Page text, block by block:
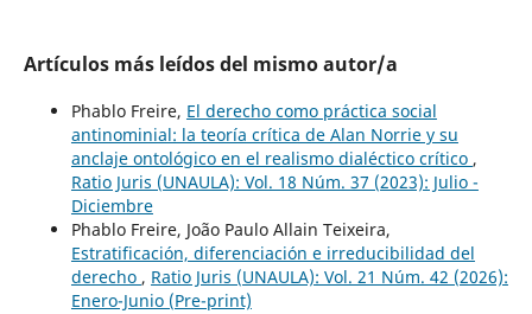
Artículos más leídos del mismo autor/a
Phablo Freire, El derecho como práctica social
antinominial: la teoría crítica de Alan Norrie y su
anclaje ontológico en el realismo dialéctico crítico ,
Ratio Juris (UNAULA): Vol. 18 Núm. 37 (2023): Julio -
Diciembre
Phablo Freire, João Paulo Allain Teixeira,
Estratificación, diferenciación e irreducibilidad del
derecho , Ratio Juris (UNAULA): Vol. 21 Núm. 42 (2026):
Enero-Junio (Pre-print)